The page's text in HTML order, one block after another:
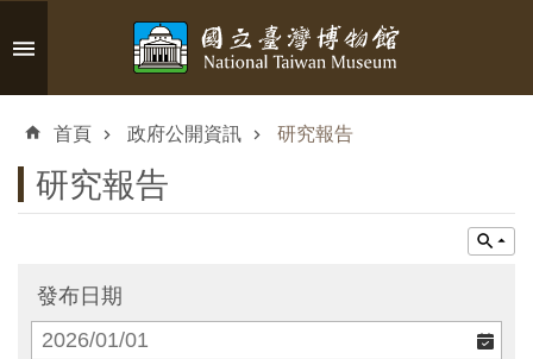
跳到主要內容區塊
搜
尋
認
識
首頁 政府公開資訊 研究報告
研究報告
發布日期